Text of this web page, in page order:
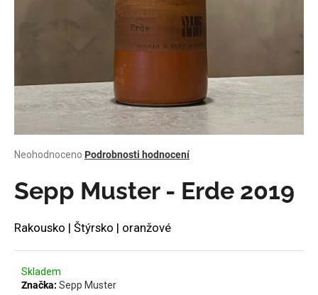
Průměrné
produktu
je
z
5
hvězdiček.
Neohodnoceno Podrobnosti hodnocení
Sepp Muster - Erde 2019
Rakousko | Štýrsko | oranžové
Skladem
Značka: Sepp Muster
a
?
D
o